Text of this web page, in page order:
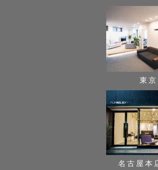
東
名古屋本